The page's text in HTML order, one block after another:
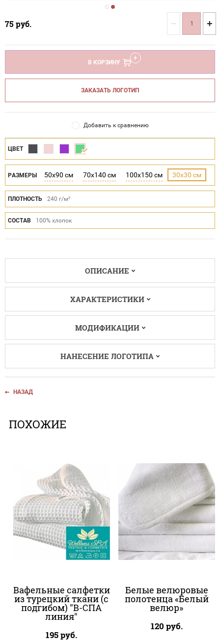
75 руб. − +
В КОРЗИНУ
ЗАКАЗАТЬ ЛОГОТИП
Добавить к сравнению
ЦВЕТ
РАЗМЕРЫ 50x90 см 70x140 см 100x150 см 30х30 см
ПЛОТНОСТЬ 240 г/м²
СОСТАВ 100% хлопок
ОПИСАНИЕ
ХАРАКТЕРИСТИКИ
МОДИФИКАЦИИ
НАНЕСЕНИЕ ЛОГОТИПА
НАЗАД
ПОХОЖИЕ
Вафельные салфетки
из турецкий ткани (с
подгибом) "В-СПА
линия"
195руб.
Белые велюровые
полотенца «Белый
велюр»
120 руб.